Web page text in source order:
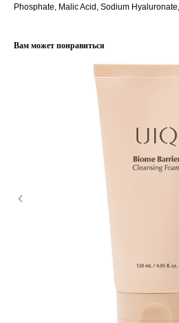
Phosphate, Malic Acid, Sodium
Вам может понравиться
г.Иваново
персональных данных
Бонусная программа